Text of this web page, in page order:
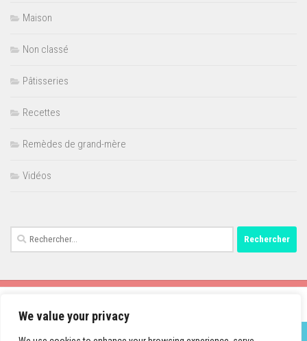
We value your privacy
Maison
Non classé
Pâtisseries
Recettes
Remèdes de grand-mère
Vidéos
Rechercher :